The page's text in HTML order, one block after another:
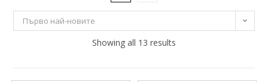
40 € 259 €
204 259
Първо най-новите
Showing all 13 results